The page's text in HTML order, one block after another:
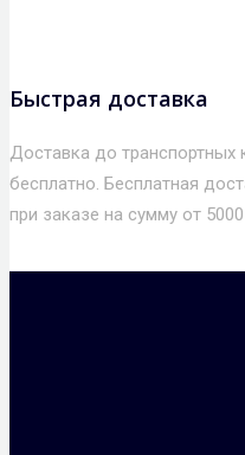
Быстрая доставка
Доставка до транспортных
бесплатно. Бесплатная
при заказе на сумму от